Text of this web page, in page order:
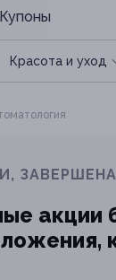
Красота и уход
акции